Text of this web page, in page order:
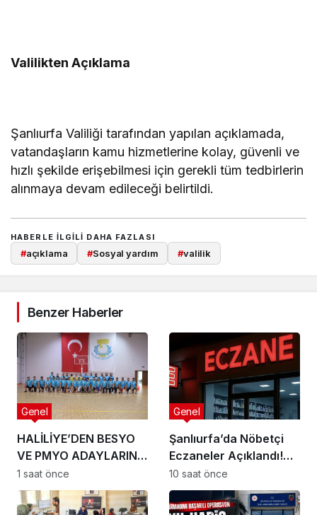
Valilikten Açıklama
Şanlıurfa Valiliği tarafından yapılan açıklamada,
vatandaşların kamu hizmetlerine kolay, güvenli ve
hızlı şekilde erişebilmesi için gerekli tüm tedbirlerin
alınmaya devam edileceği belirtildi.
HABERLE ILGILI DAHA FAZLASI
#açıklama #Sosyal yardım #valilik
Benzer Haberler
HALİLİYE’DEN BESYO
VE PMYO ADAYLARINA
PROFESYONEL
HAZIRLIK DESTEĞİ
Genel
1 saat önce
Şanlıurfa’da Nöbetçi
Eczaneler Açıklandı!
İşte 5 Ağustos 2026
Listesi
Genel
10 saat önce